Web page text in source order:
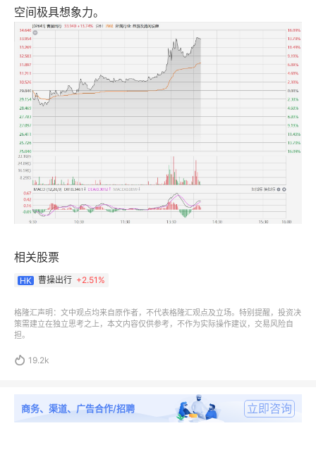
空间极具想象力。
相关股票
HK 曹操出行 +2.51%
格隆汇声明：文中观点均来自原作者，不代表格隆汇观点及立场。特别提醒，投资决
策需建立在独立思考之上，本文内容仅供参考，不作为实际操作建议，交易风险自
担。
 19.2k
商务、渠道、广告合作/招聘 立即咨询